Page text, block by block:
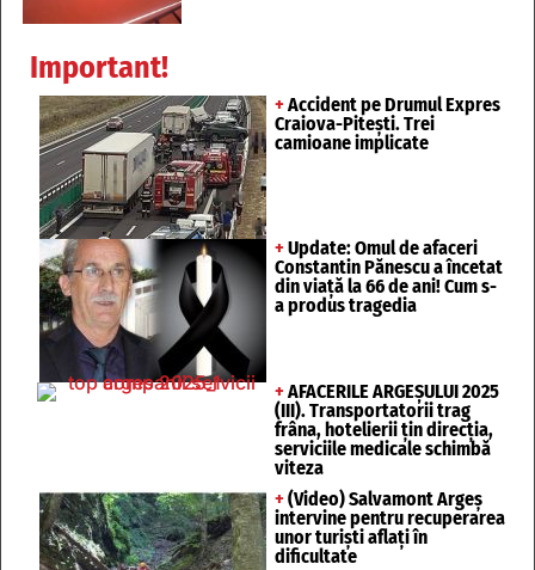
Important!
+ Accident pe Drumul Expres
Craiova-Pitești. Trei
camioane implicate
+ Update: Omul de afaceri
Constantin Pănescu a încetat
din viață la 66 de ani! Cum s-
a produs tragedia
+ AFACERILE ARGEȘULUI 2025
(III). Transportatorii trag
frâna, hotelierii țin direcția,
serviciile medicale schimbă
viteza
+ (Video) Salvamont Argeș
intervine pentru recuperarea
unor turişti aflaţi în
dificultate